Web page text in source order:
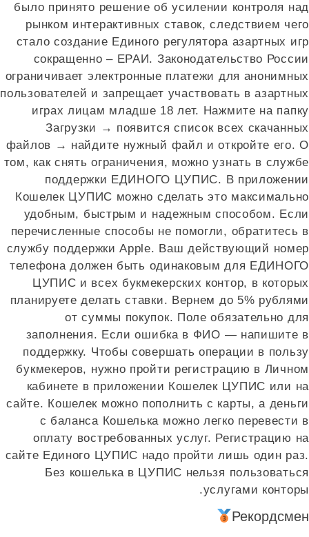
было принято решение об усилении контроля над
рынком интерактивных ставок, следствием чего
стало создание Единого регулятора азартных игр
сокращенно – ЕРАИ. Законодательство России
ограничивает электронные платежи для анонимных
пользователей и запрещает участвовать в азартных
играх лицам младше 18 лет. Нажмите на папку
Загрузки → появится список всех скачанных
файлов → найдите нужный файл и откройте его. О
том, как снять ограничения, можно узнать в службе
поддержки ЕДИНОГО ЦУПИС. В приложении
Кошелек ЦУПИС можно сделать это максимально
удобным, быстрым и надежным способом. Если
перечисленные способы не помогли, обратитесь в
службу поддержки Apple. Ваш действующий номер
телефона должен быть одинаковым для ЕДИНОГО
ЦУПИС и всех букмекерских контор, в которых
планируете делать ставки. Вернем до 5% рублями
от суммы покупок. Поле обязательно для
заполнения. Если ошибка в ФИО — напишите в
поддержку. Чтобы совершать операции в пользу
букмекеров, нужно пройти регистрацию в Личном
кабинете в приложении Кошелек ЦУПИС или на
сайте. Кошелек можно пополнить с карты, а деньги
с баланса Кошелька можно легко перевести в
оплату востребованных услуг. Регистрацию на
сайте Единого ЦУПИС надо пройти лишь один раз.
Без кошелька в ЦУПИС нельзя пользоваться
услугами конторы.
Рекордсмен